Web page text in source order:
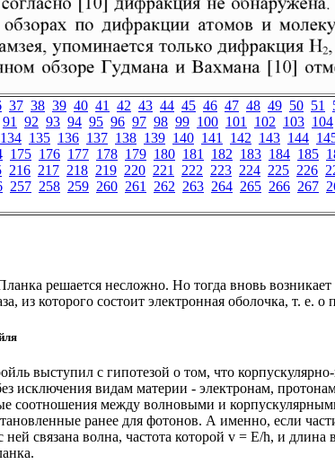
37 38 39 40 41 42 43 44 45 46 47 48 49 50 51
91 92 93 94 95 96 97 98 99 100 101 102 103 104
134 135 136 137 138 139 140 141 142 143 144
175 176 177 178 179 180 181 182 183 184 185
216 217 218 219 220 221 222 223 224 225 226
257 258 259 260 261 262 263 264 265 266 267
решается несложно. Но тогда вновь
из которого состоит электронная оболочка, т. е. о
выступил с гипотезой о том, что
исключения видам материи - электронам,
соотношения между волновыми и
ранее для фотонов. А именно, если
ней связана волна, частота которой v = E/h, и